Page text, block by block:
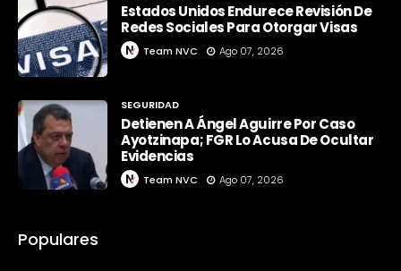
Estados Unidos Endurece Revisión De
Redes Sociales Para Otorgar Visas
Team NVC Ago 07, 2026
SEGURIDAD
Detienen A Ángel Aguirre Por Caso
Ayotzinapa; FGR Lo Acusa De Ocultar
Evidencias
Team NVC Ago 07, 2026
Populares